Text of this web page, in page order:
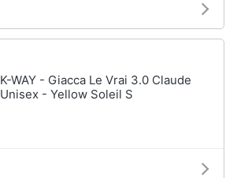
K-WAY - Giacca Le Vrai 3.0 Claude
Unisex - Yellow Soleil S